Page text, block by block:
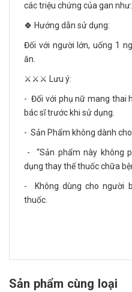
các triệu chứng của gan
🍀 Hướng dẫn sử dụng:
Đối với người lớn, uống 1
ăn.
⚔️⚔️⚔️ Lưu ý:
- Đối với phụ nữ mang thai
bác sĩ trước khi sử dụng.
- Sản Phẩm không dành
- “Sản phẩm này không
dụng thay thế thuốc chữa
- Không dùng cho người
thuốc.
Sản phẩm cùng loại